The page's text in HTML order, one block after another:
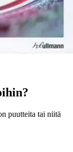
puutteita tai niitä